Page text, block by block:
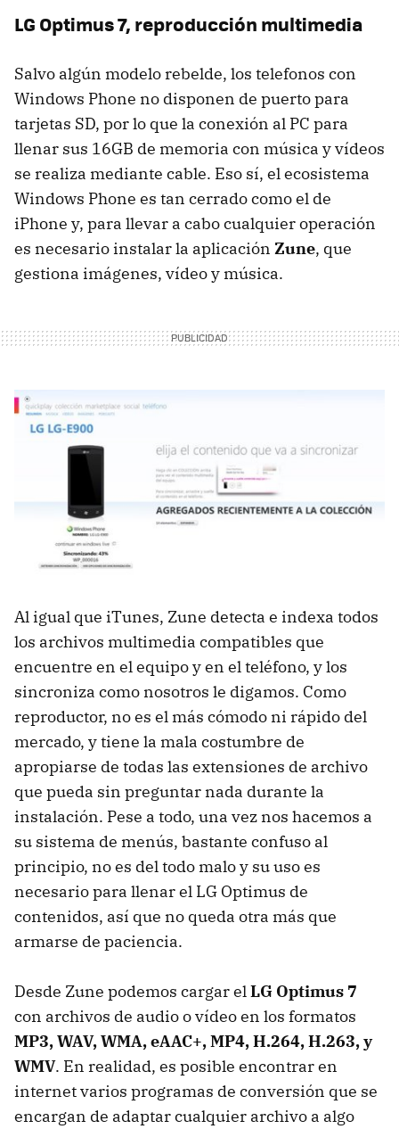
LG Optimus 7, reproducción multimedia
Salvo algún modelo rebelde, los telefonos con
Windows Phone no disponen de puerto para
tarjetas SD, por lo que la conexión al PC para
llenar sus 16GB de memoria con música y vídeos
se realiza mediante cable. Eso sí, el ecosistema
Windows Phone es tan cerrado como el de
iPhone y, para llevar a cabo cualquier operación
es necesario instalar la aplicación Zune, que
gestiona imágenes, vídeo y música.
Al igual que iTunes, Zune detecta e indexa todos
los archivos multimedia compatibles que
encuentre en el equipo y en el teléfono, y los
sincroniza como nosotros le digamos. Como
reproductor, no es el más cómodo ni rápido del
mercado, y tiene la mala costumbre de
apropiarse de todas las extensiones de archivo
que pueda sin preguntar nada durante la
instalación. Pese a todo, una vez nos hacemos a
su sistema de menús, bastante confuso al
principio, no es del todo malo y su uso es
necesario para llenar el LG Optimus de
contenidos, así que no queda otra más que
armarse de paciencia.
Desde Zune podemos cargar elLG Optimus 7
con archivos de audio o vídeo en los formatos
MP3,WAV,WMA, eAAC+, MP4, H.264, H.263, y
WMV. En realidad, es posible encontrar en
internet varios programas de conversión que se
encargan de adaptar cualquier archivo a algo